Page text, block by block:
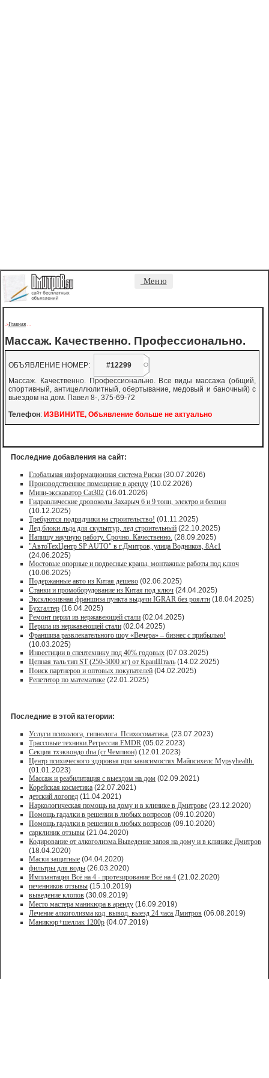
Меню
->Главная - -
Массаж. Качественно. Профессионально.
ОБЪЯВЛЕНИЕ НОМЕР:
#12299
Массаж. Качественно. Профессионально. Все виды массажа (общий,
спортивный, антицеллюлитный, обертывание, медовый и баночный) с
выездом на дом. Павел 8-, 375-69-72
Телефон: ИЗВИНИТЕ, Объявление больше не актуально
Последние добавления на сайт:
Глобальная информационная система Риски (30.07.2026)
Производственное помещение в аренду (10.02.2026)
Мини-экскаватор Cat302 (16.01.2026)
Гидравлические дровоколы Захарыч 6 и 9 тонн, электро и бензин
(10.12.2025)
Требуются подрядчики на строительство! (01.11.2025)
Лед,блоки льда для скульптур, лед строительный (22.10.2025)
Напишу научную работу. Срочно. Качественно. (28.09.2025)
"АвтоТехЦентр SP AUTO" в г.Дмитров, улица Водников, 8Ас1
(24.06.2025)
Мостовые опорные и подвесные краны, монтажные работы под ключ
(10.06.2025)
Подержанные авто из Китая дешево (02.06.2025)
Станки и промоборудование из Китая под ключ (24.04.2025)
Эксклюзивная франшиза пункта выдачи IGRAR без роялти (18.04.2025)
Бухгалтер (16.04.2025)
Ремонт перил из нержавеющей стали (02.04.2025)
Перила из нержавеющей стали (02.04.2025)
Франшиза развлекательного шоу «Вечера» – бизнес с прибылью!
(10.03.2025)
Инвестиции в спецтехнику под 40% годовых (07.03.2025)
Цепная таль тип ST (250-5000 кг) от КранШталь (14.02.2025)
Поиск партнеров и оптовых покупателей (04.02.2025)
Репетитор по математике (22.01.2025)
Последние в этой категории:
Услуги психолога, гипнолога. Психосоматика. (23.07.2023)
Трассовые техники.Регрессия.EMDR (05.02.2023)
Секция тхэквондо dna (cr Чемпион) (12.01.2023)
Центр психического здоровья при зависимостях Майпсихелс Mypsyhealth.
(01.01.2023)
Массаж и реабилитация с выездом на дом (02.09.2021)
Корейская косметика (22.07.2021)
детский логопед (11.04.2021)
Наркологическая помощь на дому и в клинике в Дмитрове (23.12.2020)
Помощь гадалки в решении в любых вопросов (09.10.2020)
Помощь гадалки в решении в любых вопросов (09.10.2020)
сарклиник отзывы (21.04.2020)
Кодирование от алкоголизма.Выведение запоя на дому и в клинике Дмитров
(18.04.2020)
Маски защитные (04.04.2020)
фильтры для воды (26.03.2020)
Имплантация Всё на 4 - протезирование Всё на 4 (21.02.2020)
печенников отзывы (15.10.2019)
выведение клопов (30.09.2019)
Место мастера маникюра в аренду (16.09.2019)
Лечение алкоголизма код. вывод. выезд 24 часа Дмитров (06.08.2019)
Маникюр+шеллак 1200р (04.07.2019)